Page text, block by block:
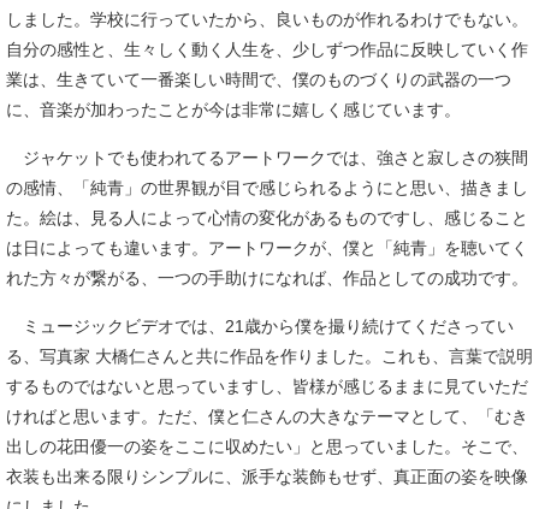
しました。学校に行っていたから、良いものが作れるわけでもない。
自分の感性と、生々しく動く人生を、少しずつ作品に反映していく作
業は、生きていて一番楽しい時間で、僕のものづくりの武器の一つ
に、音楽が加わったことが今は非常に嬉しく感じています。
ジャケットでも使われてるアートワークでは、強さと寂しさの狭間
の感情、「純青」の世界観が目で感じられるようにと思い、描きまし
た。絵は、見る人によって心情の変化があるものですし、感じること
は日によっても違います。アートワークが、僕と「純青」を聴いてく
れた方々が繋がる、一つの手助けになれば、作品としての成功です。
ミュージックビデオでは、21歳から僕を撮り続けてくださってい
る、写真家 大橋仁さんと共に作品を作りました。これも、言葉で説明
するものではないと思っていますし、皆様が感じるままに見ていただ
ければと思います。ただ、僕と仁さんの大きなテーマとして、「むき
出しの花田優一の姿をここに収めたい」と思っていました。そこで、
衣装も出来る限りシンプルに、派手な装飾もせず、真正面の姿を映像